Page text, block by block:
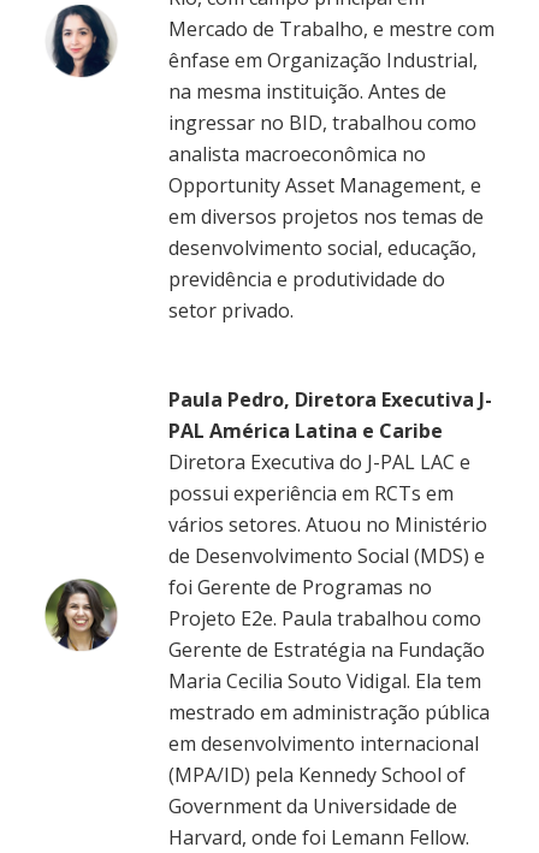
Mercado de Trabalho, e mestre com
ênfase em Organização Industrial,
na mesma instituição. Antes de
ingressar no BID, trabalhou como
analista macroeconômica no
Opportunity Asset Management, e
em diversos projetos nos temas de
desenvolvimento social, educação,
previdência e produtividade do
setor privado.
Paula Pedro, Diretora Executiva J-
PAL América Latina e Caribe
Diretora Executiva do J-PAL LAC e
possui experiência em RCTs em
vários setores. Atuou no Ministério
de Desenvolvimento Social (MDS) e
foi Gerente de Programas no
Projeto E2e. Paula trabalhou como
Gerente de Estratégia na Fundação
Maria Cecilia Souto Vidigal. Ela tem
mestrado em administração pública
em desenvolvimento internacional
(MPA/ID) pela Kennedy School of
Government da Universidade de
Harvard, onde foi Lemann Fellow.